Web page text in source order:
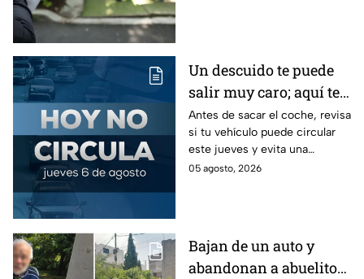
Un descuido te puede
salir muy caro; aquí te
contamos cómo queda
el Hoy No Circula para
este jueves
Antes de sacar el coche, revisa
si tu vehículo puede circular
este jueves y evita una
sanción que puede afectar tu
05 agosto, 2026
Bajan de un auto y
abandonan a abuelito